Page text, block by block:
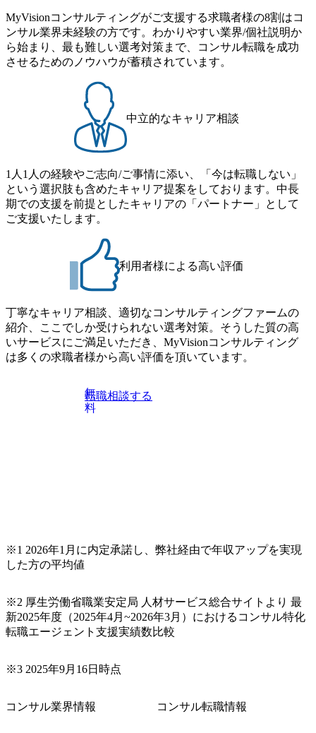
未満のスタートアップ法人を
メインで担当 3年目:担当件数
25～30件、共同案件のリーダ
ー担当1～2件、サポート担当
5件前後。年商10億円未満の
中規模法人をメインで担当。
税務に加え財務コンサル業務
も担当し、経験を積みたい分
野があれば積極的に該当案件
へ参加。 5年目:年商10億円超
の企業グループのチームの主
担当して対応。オフィスの拠
点長や管理責任者、スペシャ
や事業承継対策の提案、DD
業務などのスポット業務も。
【使用ソフト】 TKC・弥生会
計・freee・MFクラウド・勘
定奉行・発展会計 【在宅勤務
制度】 利用可能(担当先の売
ス】 ・2028 年までに 10 拠点
へ拡大予定のため、早期のリ
ーダー登用や拠点⾧候補など
のチャンスが豊富にある 。
・評価制度が明確に設定され
ており、所⾧の裁量ではなく
「頑張りが正当に反映され
る」仕組みが整っている 。
【組織体制】 拠点名: 五反田
拠点(東京は現在ここ 1 拠点
のみ) 構成メンバー: 約 30 名
部署の雰囲気: IT ベンチャー
のような明るいノリがあり、
ジ】 (例)業界経験3
入社した場合 ●入社1年目(年
収700万円前後) ・
～25件前後。 ・プ
～30件前後。共同
ダー担当1～2件前
・年商10億円未満
人をメインで担当
億円越の企業グル
ムの一員として担
業務などのスポッ
ームの一員として対
後。共同案件のリ
5～10件前後。 ・
拠点長や管理責任
その補佐を担当。
雑案件等をメイン
「スペシャリスト
MyVisionコンサルティングがご支援する求職者様の8割はコ
ンサル業界未経験の方です。わかりやすい業界/個社説明か
ら始まり、最も難しい選考対策まで、コンサル転職を成功
させるためのノウハウが蓄積されています。
中立的なキャリア相談
1人1人の経験やご志向/ご事情に添い、「今は転職しない」
という選択肢も含めたキャリア提案をしております。中長
期での支援を前提としたキャリアの「パートナー」として
ご支援いたします。
利用者様による高い評価
丁寧なキャリア相談、適切なコンサルティングファームの
紹介、ここでしか受けられない選考対策。そうした質の高
いサービスにご満足いただき、MyVisionコンサルティング
は多くの求職者様から高い評価を頂いています。
無
料
転職相談する
※1 2026年1月に内定承諾し、弊社経由で年収アップを実現
した方の平均値
※2 厚生労働省職業安定局 人材サービス総合サイトより 最
新2025年度（2025年4月~2026年3月）におけるコンサル特化
転職エージェント支援実績数比較
※3 2025年9月16日時点
コンサル業界情報 コンサル転職情報